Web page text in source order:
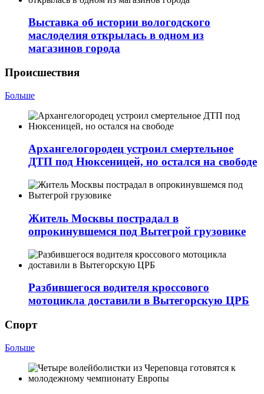
Выставка об истории вологодского
маслоделия открылась в одном из
магазинов города
Происшествия
Больше
Архангелогородец устроил смертельное
ДТП под Нюксеницей, но остался на свободе
Житель Москвы пострадал в
опрокинувшемся под Вытегрой грузовике
Разбившегося водителя кроссового
мотоцикла доставили в Вытегорскую ЦРБ
Спорт
Больше